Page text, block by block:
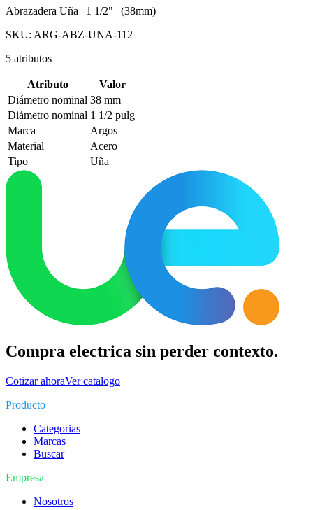
Abrazadera Uña | 1 1/2" | (38mm)
SKU: ARG-ABZ-UNA-112
5 atributos
Atributo
Valor
Diámetro nominal 38 mm
Diámetro nominal 1 1/2 pulg
Marca
Argos
Material
Acero
Tipo
Uña
Compra electrica sin perder contexto.
Cotizar ahoraVer catalogo
Producto
Categorias
Marcas
Buscar
Empresa
Nosotros